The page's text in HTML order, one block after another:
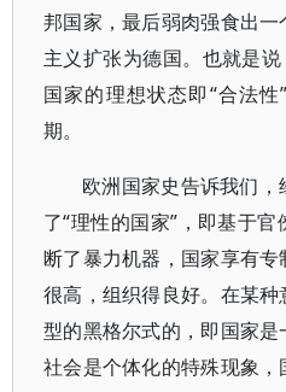
邦国家，最后弱肉强食出
主义扩张为德国。也就是
国家的理想状态即“合法
期。
欧洲国家史告诉我们
了“理性的国家”，即基于
断了暴力机器，国家享有
很高，组织得良好。在某
型的黑格尔式的，即国家
社会是个体化的特殊现象，